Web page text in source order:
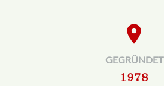
place
GEGRÜNDET
1978